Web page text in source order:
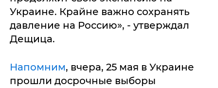
Украине. Крайне важно сохранять
давление на Россию», - утверждал
Дещица.
Напомним, вчера, 25 мая в Украине
прошли досрочные выборы